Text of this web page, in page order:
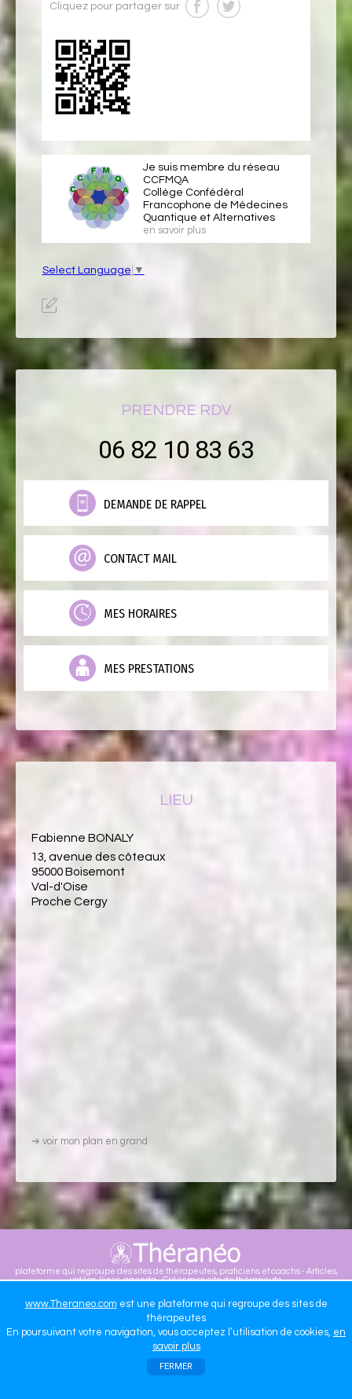
www.Theraneo.com est une plateforme qui regroupe des sites de
thérapeutes
En poursuivant votre navigation, vous acceptez l’utilisation de cookies, en
savoir plus
FERMER
Cliquez pour partager sur
Je suis membre du réseau
CCFMQA
Collège Confédéral
Francophone de Médecines
Quantique et Alternatives
en savoir plus
Select Language ▼
PRENDRE RDV
06 82 10 83 63
DEMANDE DE RAPPEL
CONTACT MAIL
MES HORAIRES
MES PRESTATIONS
LIEU
Fabienne BONALY
13, avenue des côteaux
95000 Boisemont
Val-d'Oise
Proche Cergy
➜ voir mon plan en grand
plateforme qui regroupe des sites de thérapeutes, praticiens et coachs - Articles,
vidéos, livres, agenda - Créer mon site de thérapeute